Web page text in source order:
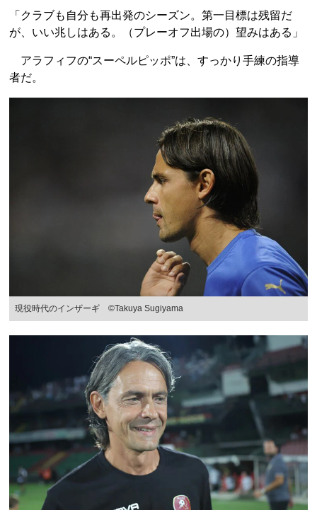
「クラブも自分も再出発のシーズン。第一目標は残留だ
が、いい兆しはある。（プレーオフ出場の）望みはある」
アラフィフの“スーペルピッポ”は、すっかり手練の指導
者だ。
現役時代のインザーギ ©Takuya Sugiyama